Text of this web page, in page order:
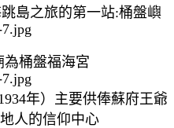
島之旅的第一站:桶盤嶼
為桶盤福海宮
年）主要供俸蘇府王爺
人的信仰中心